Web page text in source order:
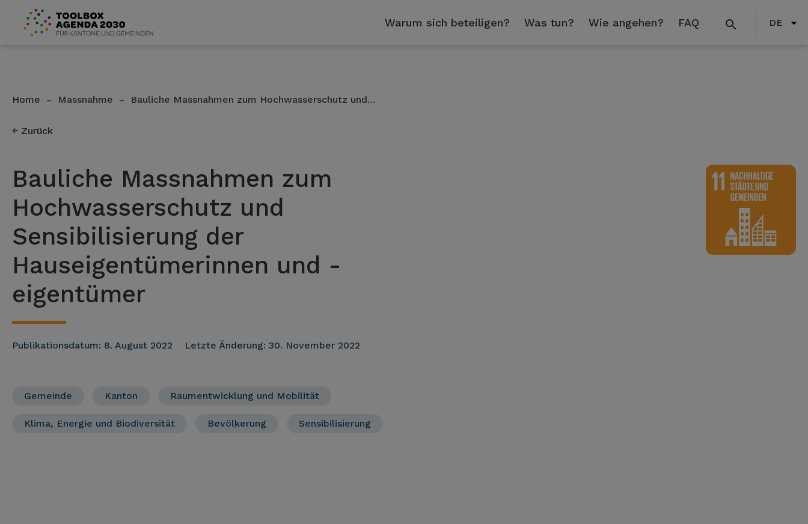
Warum sich beteiligen? Was tun? Wie angehen? FAQ DE
Home – Massnahme – Bauliche Massnahmen zum Hochwasserschutz und…
Zurück
Bauliche Massnahmen zum
Hochwasserschutz und
Sensibilisierung der
Hauseigentümerinnen und -
eigentümer
Publikationsdatum: 8. August 2022 Letzte Änderung: 30. November 2022
Gemeinde Kanton Raumentwicklung und Mobilität
Klima, Energie und Biodiversität Bevölkerung Sensibilisierung